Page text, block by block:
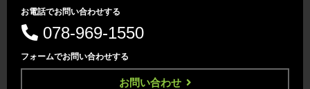
お電話でお問い合わせする
078-969-1550
フォームでお問い合わせする
お問い合わせ